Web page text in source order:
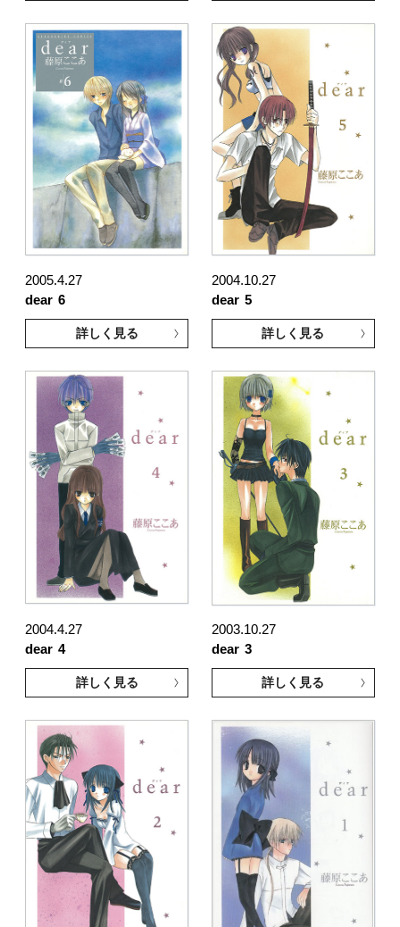
2005.4.27
dear 6
詳しく見る
2004.10.27
dear 5
詳しく見る
2004.4.27
dear 4
詳しく見る
2003.10.27
dear 3
詳しく見る